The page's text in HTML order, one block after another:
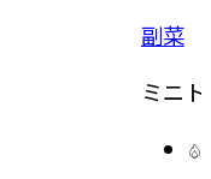
副菜
ミニ